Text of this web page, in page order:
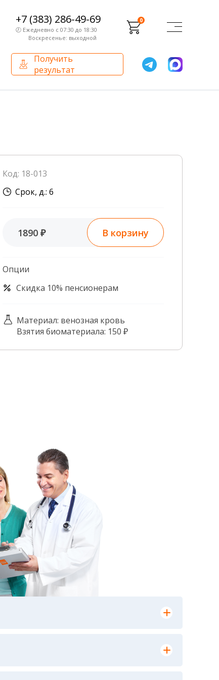
+7 (383) 286-49-69
🕗 Ежедневно с 07:30 до 18:30
Воскресенье: выходной
0
Получить
результат
Внутренний аудит
Сотрудники лаборатории
Код: 18-013
Срок, д.: 6
1890 ₽ В корзину
Опции
Скидка 10% пенсионерам
Материал: венозная кровь
Взятия биоматериала: 150 ₽
лабораторных исследований и